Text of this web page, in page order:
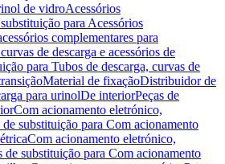
de vidroAcessórios
para Acessórios
complementares para
de descarga e acessórios de
para Tubos de descarga, curvas de
Material de fixaçãoDistribuidor de
para urinolDe interiorPeças de
Com acionamento eletrónico,
de substituição para Com acionamento
Com acionamento eletrónico,
de substituição para Com acionamento